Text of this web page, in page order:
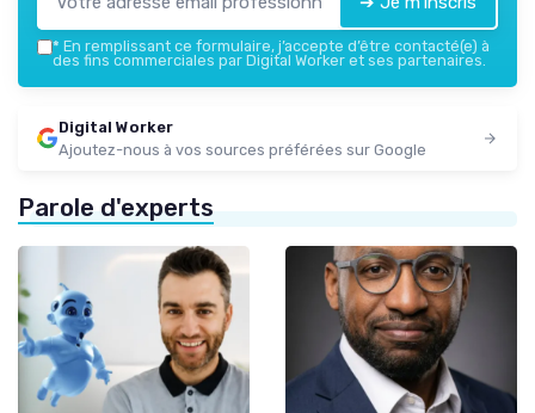
* En remplissant ce formulaire, j’accepte d’être contacté(e) à
des fins commerciales par Digital Worker et ses partenaires.
Digital Worker
Ajoutez-nous à vos sources préférées sur Google
Parole d'experts